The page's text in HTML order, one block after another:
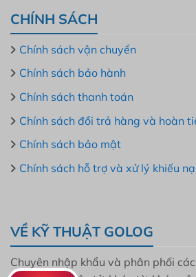
CHÍNH SÁCH
Chính sách vận chuyển
Chính sách bảo hành
Chính sách thanh toán
Chính sách đổi trả hàng và hoàn
Chính sách bảo mật
Chính sách hỗ trợ và xử lý khiếu
VỀ KỸ THUẬT GOLOG
Chuyên nhập khẩu và phân phối